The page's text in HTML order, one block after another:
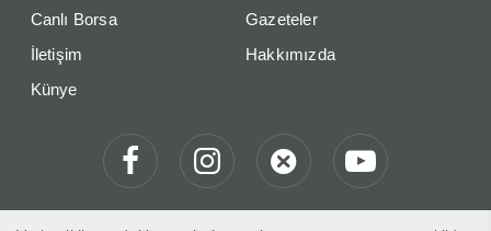
Canlı Borsa
Gazeteler
İletişim
Hakkımızda
Künye